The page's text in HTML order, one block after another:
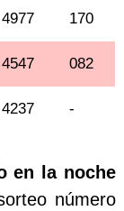
4977 170
4547 082
4237 -
en la noche
número